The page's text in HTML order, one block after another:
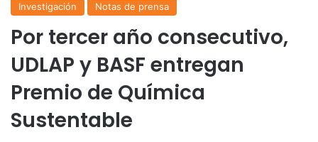
Investigación
Notas de prensa
Por tercer año consecutivo,
UDLAP y BASF entregan
Premio de Química
Sustentable